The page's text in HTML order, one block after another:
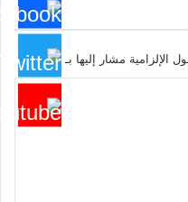
الإلزامية مشار إليها بـ*